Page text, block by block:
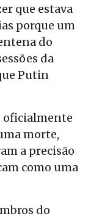
que estava
porque um
do
da
Putin
oficialmente
morte,
a precisão
como uma
do